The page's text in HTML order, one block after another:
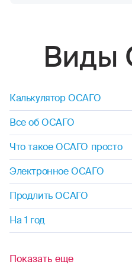
Виды
Калькулятор ОСАГО
Все об ОСАГО
Что такое ОСАГО просто
Электронное ОСАГО
Продлить ОСАГО
На 1 год
Показать еще